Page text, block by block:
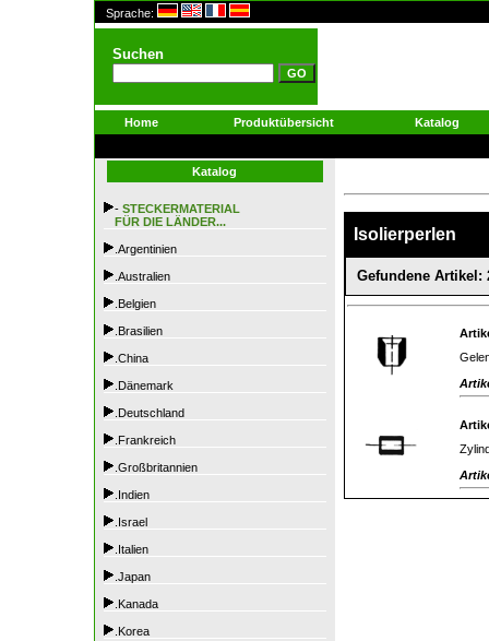
Sprache:
Suchen
Home Produktübersicht Katalog
Katalog
- STECKERMATERIAL
FÜR DIE LÄNDER...
.Argentinien
.Australien
.Belgien
.Brasilien
.China
.Dänemark
.Deutschland
.Frankreich
.Großbritannien
.Indien
.Israel
.Italien
.Japan
.Kanada
.Korea
Isolierperlen
Gefundene Artikel: